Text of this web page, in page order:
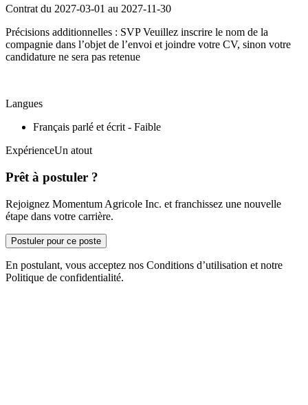
Contrat du 2027-03-01 au 2027-11-30
Précisions additionnelles : SVP Veuillez inscrire le nom de la
compagnie dans l’objet de l’envoi et joindre votre CV, sinon votre
candidature ne sera pas retenue
Langues
Français parlé et écrit - Faible
ExpérienceUn atout
Prêt à postuler ?
Rejoignez Momentum Agricole Inc. et franchissez une nouvelle
étape dans votre carrière.
Postuler pour ce poste
En postulant, vous acceptez nos Conditions d’utilisation et notre
Politique de confidentialité.